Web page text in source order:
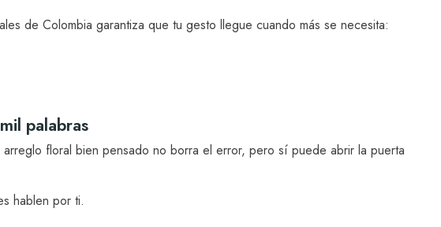
de Colombia garantiza que tu gesto llegue cuando más se necesita:
palabras
floral bien pensado no borra el error, pero sí puede abrir la puerta
hablen por ti.